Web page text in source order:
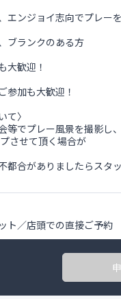
エンジョイ志向でプレー
ブランクのある方
大歓迎！
参加も大歓迎！
て〉
でプレー風景を撮影し
させて頂く場合が
合がありましたらスタ
ト／店頭での直接ご予約